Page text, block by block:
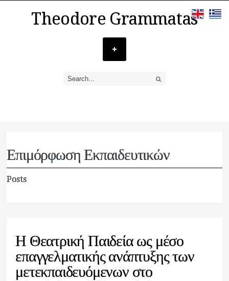
Theodore Grammatas
Επιμόρφωση Εκπαιδευτικών
Posts
Η Θεατρική Παιδεία ως μέσο
επαγγελματικής ανάπτυξης των
μετεκπαιδευόμενων στο